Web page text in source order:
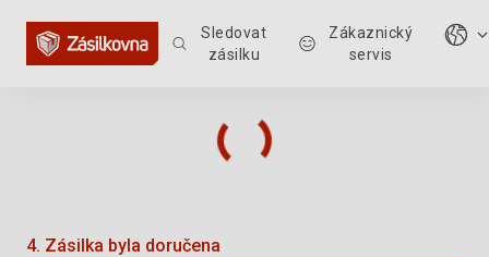
Sledovat
zásilku
Zákaznický
servis
4. Zásilka byla doručena